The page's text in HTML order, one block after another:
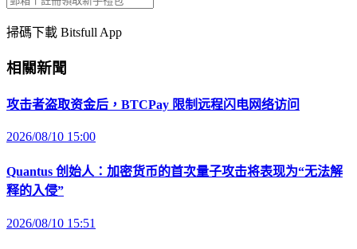
掃碼下載 Bitsfull App
相關新聞
攻击者盗取资金后，BTCPay 限制远程闪电网络访问
2026/08/10 15:00
Quantus 创始人：加密货币的首次量子攻击将表现为“无法解
释的入侵”
2026/08/10 15:51